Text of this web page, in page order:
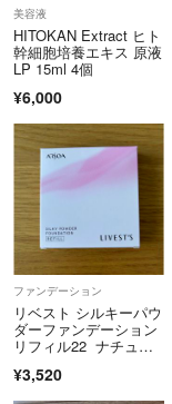
美容液
HITOKAN Extract ヒト
幹細胞培養エキス 原液
LP 15ml 4個
¥6,000
ファンデーション
リベスト シルキーパウ
ダーファンデーション
リフィル22 ナチュラ
¥3,520